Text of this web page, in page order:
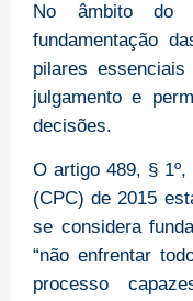
No âmbito do
fundamentação
pilares
julgamento e
decisões.
O artigo 489, §
(CPC) de 2015
se considera
“não enfrentar
processo